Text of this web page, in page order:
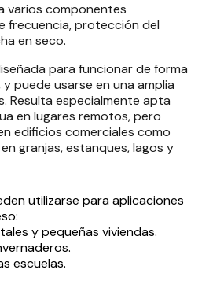
varios componentes
frecuencia, protección del
en seco.
para funcionar de forma
puede usarse en una amplia
Resulta especialmente apta
en lugares remotos, pero
edificios comerciales como
granjas, estanques, lagos y
utilizarse para aplicaciones
y pequeñas viviendas.
escuelas.